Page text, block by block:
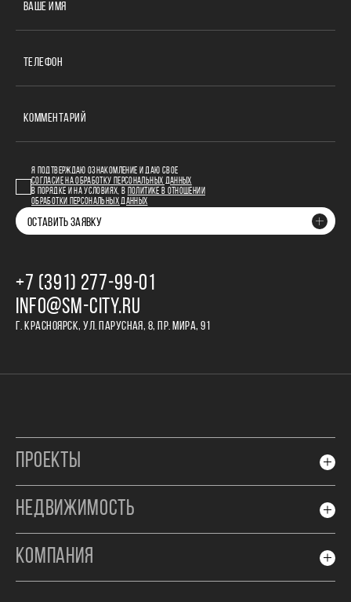
ВАШЕ ИМЯ
ТЕЛЕФОН
КОММЕНТАРИЙ
Я ПОДТВЕРЖДАЮ ОЗНАКОМЛЕНИЕ И ДАЮ СВОЕ
СОГЛАСИЕ НА ОБРАБОТКУ ПЕРСОНАЛЬНЫХ ДАННЫХ
В ПОРЯДКЕ И НА УСЛОВИЯХ, В
ПОЛИТИКЕ В ОТНОШЕНИИ
ОБРАБОТКИ ПЕРСОНАЛЬНЫХ ДАННЫХ
ОСТАВИТЬ ЗАЯВКУ
+7 (391) 277‒99‒01
INFO@SM-CITY.RU
Г. КРАСНОЯРСК, УЛ. ПАРУСНАЯ, 8, ПР. МИРА, 91
ПРОЕКТЫ
НЕДВИЖИМОСТЬ
КОМПАНИЯ